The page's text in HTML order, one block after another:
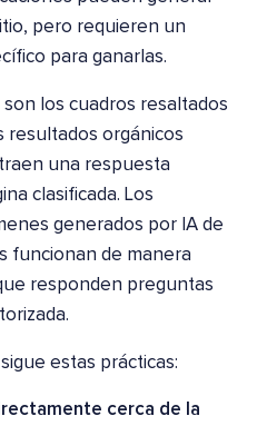
pero requieren un
para ganarlas.
los cuadros resaltados
resultados orgánicos
una respuesta
clasificada. Los
generados por IA de
funcionan de manera
responden preguntas
estas prácticas:
cerca de la